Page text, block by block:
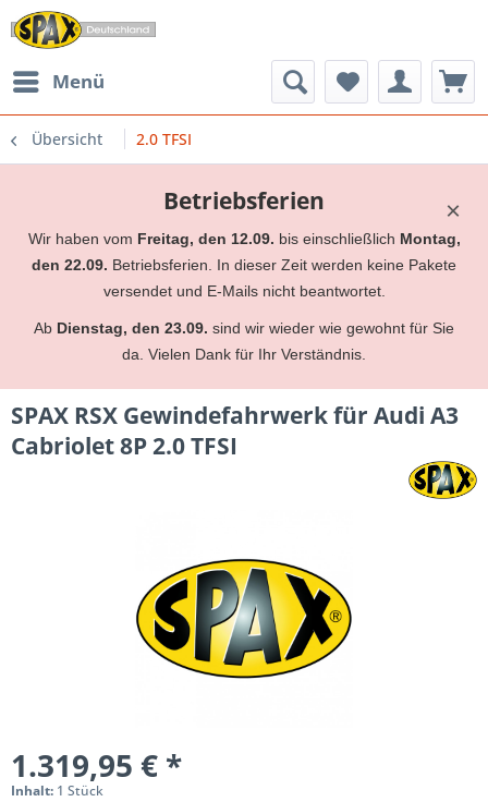
Menü
Übersicht 2.0 TFSI
×
Betriebsferien
Wir haben vom Freitag, den 12.09. bis einschließlich Montag,
den 22.09. Betriebsferien. In dieser Zeit werden keine Pakete
versendet und E-Mails nicht beantwortet.
Ab Dienstag, den 23.09. sind wir wieder wie gewohnt für Sie
da. Vielen Dank für Ihr Verständnis.
SPAX RSX Gewindefahrwerk für Audi A3
Cabriolet 8P 2.0 TFSI
1.319,95 € *
Inhalt: 1 Stück